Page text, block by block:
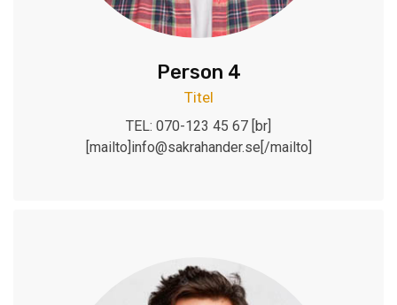
Person 4
Titel
TEL: 070-123 45 67 [br]
[mailto]info@sakrahander.se[/mailto]